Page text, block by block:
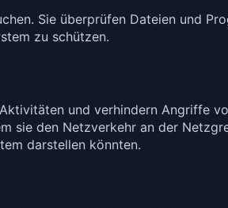
Sie überprüfen Dateien und
zu schützen.
und verhindern Angriffe
sie den Netzverkehr an der
darstellen könnten.